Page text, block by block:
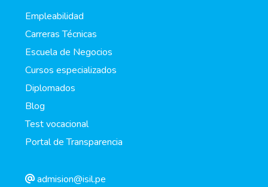
Empleabilidad
Carreras Técnicas
Escuela de Negocios
Cursos especializados
Diplomados
Blog
Test vocacional
Portal de Transparencia
admision@isil.pe